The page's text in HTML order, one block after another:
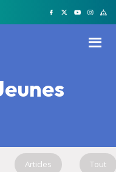
Articles Tout